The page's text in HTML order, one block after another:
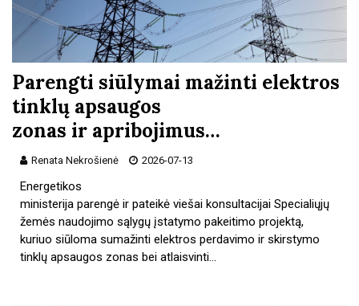
Parengti siūlymai mažinti elektros
tinklų apsaugos
zonas ir apribojimus…
Renata Nekrošienė 2026-07-13
Energetikos
ministerija parengė ir pateikė viešai konsultacijai Specialiųjų
žemės naudojimo sąlygų įstatymo pakeitimo projektą,
kuriuo siūloma sumažinti elektros perdavimo ir skirstymo
tinklų apsaugos zonas bei atlaisvinti…